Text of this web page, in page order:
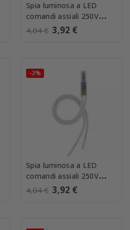
Spia luminosa a LED
comandi assiali 250V
0,35W Ambra Vimar
00938.A
4,04 € 3,92 €
-3%
Spia luminosa a LED
comandi assiali 250V
0,35W Bianca Vimar
00938.W
4,04 € 3,92 €